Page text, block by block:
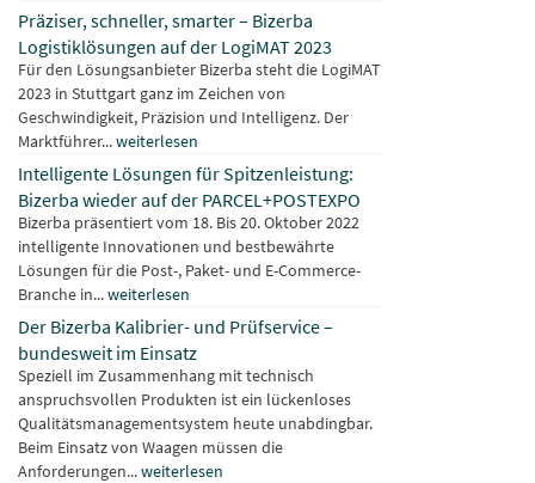
Präziser, schneller, smarter – Bizerba
Logistiklösungen auf der LogiMAT 2023
Für den Lösungsanbieter Bizerba steht die LogiMAT
2023 in Stuttgart ganz im Zeichen von
Geschwindigkeit, Präzision und Intelligenz. Der
Marktführer...weiterlesen
Intelligente Lösungen für Spitzenleistung:
Bizerba wieder auf der PARCEL+POSTEXPO
Bizerba präsentiert vom 18. Bis 20. Oktober 2022
intelligente Innovationen und bestbewährte
Lösungen für die Post-, Paket- und E-Commerce-
Branche in...weiterlesen
Der Bizerba Kalibrier- und Prüfservice –
bundesweit im Einsatz
Speziell im Zusammenhang mit technisch
anspruchsvollen Produkten ist ein lückenloses
Qualitätsmanagementsystem heute unabdingbar.
Beim Einsatz von Waagen müssen die
Anforderungen...weiterlesen